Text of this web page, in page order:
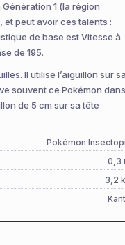
1 (la région
et peut avoir ces talents :
de base est Vitesse à
de 195.
Il utilise l’aiguillon sur
souvent ce Pokémon dans
de 5 cm sur sa tête
Pokémon
0,3
3,2